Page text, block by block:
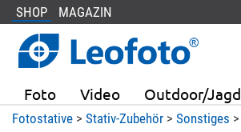
SHOP MAGAZIN
Foto Video Outdoor/Jagd
Fotostative> Stativ-Zubehör> Sonstiges >